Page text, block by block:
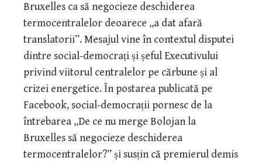
Bruxelles ca să negocieze deschiderea
termocentralelor deoarece „a dat afară
translatorii”. Mesajul vine în contextul disputei
dintre social-democrați și șeful Executivului
privind viitorul centralelor pe cărbune și al
crizei energetice. În postarea publicată pe
Facebook, social-democrații pornesc de la
întrebarea „De ce nu merge Bolojan la
Bruxelles să negocieze deschiderea
termocentralelor?” și susțin că premierul demis